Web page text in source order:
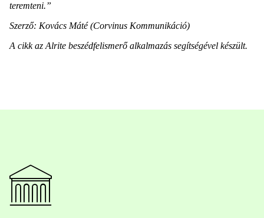
teremteni.”
Szerző: Kovács Máté (Corvinus Kommunikáció)
A cikk az Alrite beszédfelismerő alkalmazás segítségével készült.